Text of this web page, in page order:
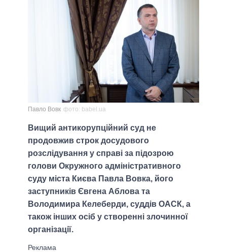
Павло Вовк фото: babel.ua
Вищий антикорупційний суд не
продовжив строк досудового
розслідування у справі за підозрою
голови Окружного адміністративного
суду міста Києва Павла Вовка, його
заступників Євгена Аблова та
Володимира Келеберди, суддів ОАСК, а
також інших осіб у створенні злочинної
організації.